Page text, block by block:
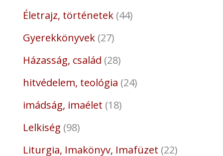
Életrajz, történetek 44
Gyerekkönyvek 27
Házasság, család 28
hitvédelem, teológia 24
imádság, imaélet 18
Lelkiség 98
Liturgia, Imakönyv, Imafüzet 22